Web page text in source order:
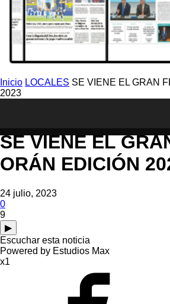
Inicio LOCALES SE VIENE EL GRAN
2023
SE VIENE EL
ORÁN EDICIÓN
24 julio, 2023
0
9
▶
Escuchar esta noticia
Powered by Estudios Max
x1